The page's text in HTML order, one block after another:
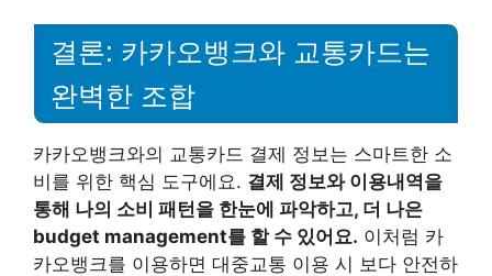
결론: 카카오뱅크와 교통카드는
완벽한 조합
카카오뱅크와의 교통카드 결제 정보는 스마트한 소
비를 위한 핵심 도구에요. 결제 정보와 이용내역을
통해 나의 소비 패턴을 한눈에 파악하고, 더 나은
budget management를 할 수 있어요. 이처럼 카
카오뱅크를 이용하면 대중교통 이용 시 보다 안전하